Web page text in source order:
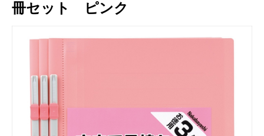
冊セット ピンク
表紙PP製・不透明タイプ。3冊パックです。